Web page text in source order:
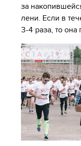
за
лени. Если в
3-4 раза, то